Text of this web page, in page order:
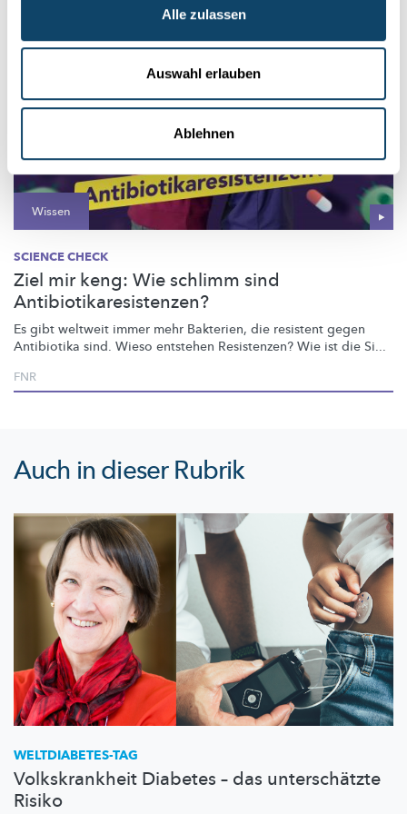
Alle zulassen
Auswahl erlauben
Ablehnen
Wissen
SCIENCE CHECK
Ziel mir keng: Wie schlimm sind
Antibiotikaresistenzen?
Es gibt weltweit immer mehr Bakterien, die resistent gegen
Antibiotika sind. Wieso entstehen Resistenzen? Wie ist die Si...
FNR
Auch in dieser Rubrik
WELTDIABETES-TAG
Volkskrankheit Diabetes – das unterschätzte
Risiko